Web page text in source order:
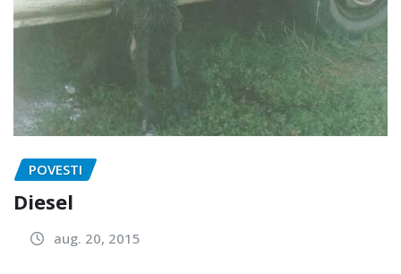
POVESTI
Diesel
aug. 20, 2015